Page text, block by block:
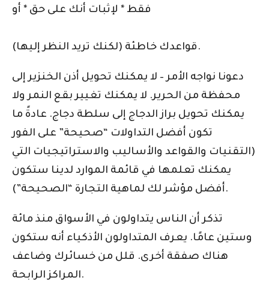
فقط * لإثبات أنك على حق * أو
قواعدك خاطئة (لكنك تريد النظر إليها).
دعونا نواجه الأمر – لا يمكنك تحويل أذن الخنزير إلى
محفظة من الحرير. لا يمكنك تغيير بقع النمر ولا
يمكنك تحويل براز الدجاج إلى سلطة دجاج. عادةً ما
تكون أفضل التداولات “صحيحة” على الفور
(التقنيات والقواعد والأساليب والاستراتيجيات التي
يمكنك تعلمها في قائمة الموارد لدينا ستكون
أفضل مؤشر لك لماهية التجارة “الصحيحة”).
تذكر أن الناس يتداولون في الأسواق منذ مائة
وستين عامًا. يعرف المتداولون الأذكياء أنه ستكون
هناك صفقة أخرى. قلل من خسائرك وضاعف
المراكز الرابحة.